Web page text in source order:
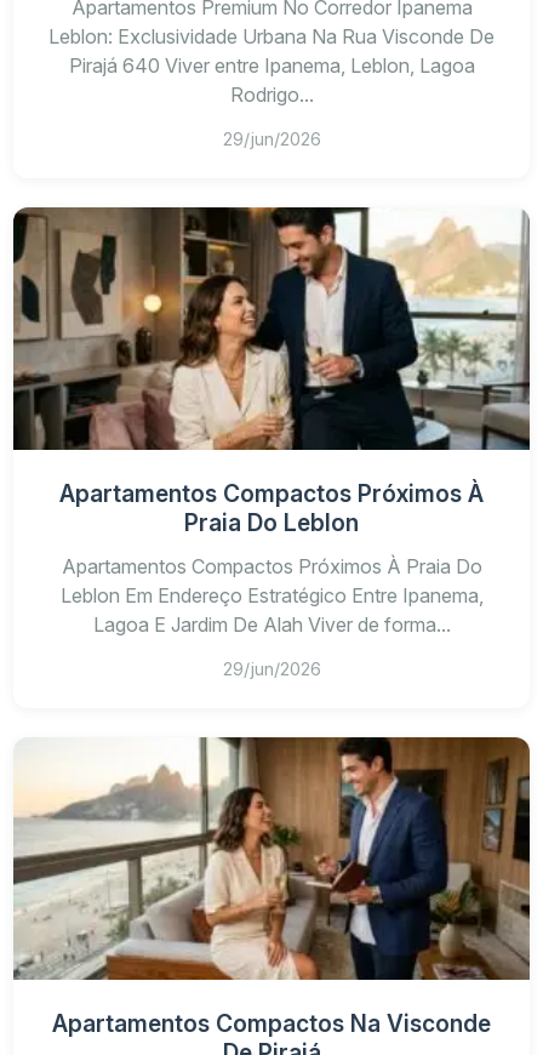
Apartamentos Premium No Corredor Ipanema
Leblon: Exclusividade Urbana Na Rua Visconde De
Pirajá 640 Viver entre Ipanema, Leblon, Lagoa
Rodrigo...
29/jun/2026
Apartamentos Compactos Próximos À
Praia Do Leblon
Apartamentos Compactos Próximos À Praia Do
Leblon Em Endereço Estratégico Entre Ipanema,
Lagoa E Jardim De Alah Viver de forma...
29/jun/2026
Apartamentos Compactos Na Visconde